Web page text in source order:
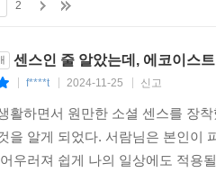
2
센스인 줄 알았는데, 에코이스
f****t 2024-11-25 신고
활하면서 원만한 소셜 센스를 장
을 알게 되었다. 서람님은 본인이
우러져 쉽게 나의 일상에도 적용